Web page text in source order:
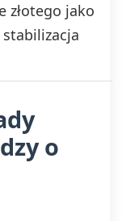
będą
o
zgody.
złotego jako
o